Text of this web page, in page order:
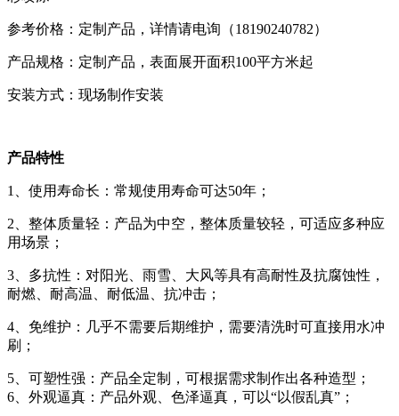
参考价格：定制产品，详情请电询（18190240782）
产品规格：定制产品，表面展开面积100平方米起
安装方式：现场制作安装
产品特性
1、使用寿命长：常规使用寿命可达50年；
2、整体质量轻：产品为中空，整体质量较轻，可适应多种应
用场景；
3、多抗性：对阳光、雨雪、大风等具有高耐性及抗腐蚀性，
耐燃、耐高温、耐低温、抗冲击；
4、免维护：几乎不需要后期维护，需要清洗时可直接用水冲
刷；
5、可塑性强：产品全定制，可根据需求制作出各种造型；
6、外观逼真：产品外观、色泽逼真，可以“以假乱真”；